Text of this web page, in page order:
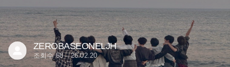
ZEROBASEONELJH
조회수 68 26.02.20